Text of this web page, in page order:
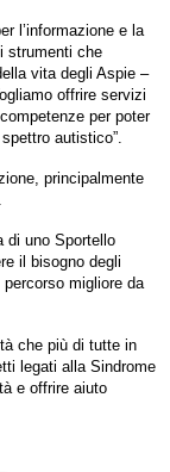
l’informazione e la
strumenti che
vita degli Aspie –
offrire servizi
per poter
autistico”.
principalmente
di uno Sportello
il bisogno degli
migliore da
che più di tutte in
legati alla Sindrome
e offrire aiuto